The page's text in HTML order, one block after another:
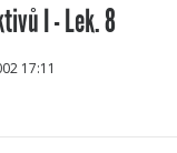
I - Lek. 8
17:11